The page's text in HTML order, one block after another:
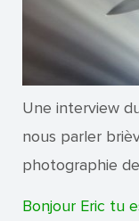
Une interview
nous parler
photographie
Bonjour Eric tu